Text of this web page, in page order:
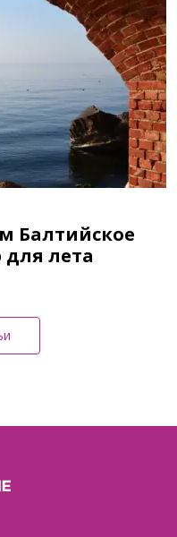
Балтийское
лета